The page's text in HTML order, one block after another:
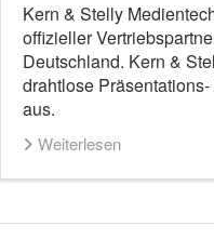
Kern & Stelly
offizieller
Deutschland. Kern &
drahtlose
aus.
Weiterlesen